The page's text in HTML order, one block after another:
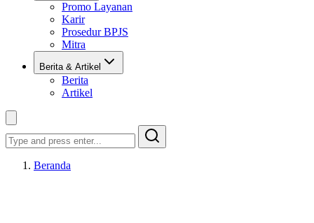
Promo Layanan
Karir
Prosedur BPJS
Mitra
Berita & Artikel
Berita
Artikel
Search
Beranda